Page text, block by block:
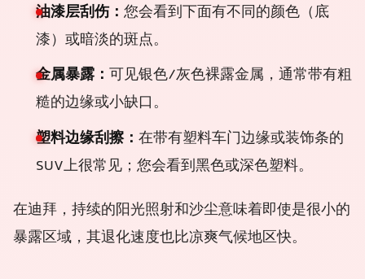
油漆层刮伤： 您会看到下面有不同的颜色（底
漆）或暗淡的斑点。
金属暴露： 可见银色/灰色裸露金属，通常带有粗
糙的边缘或小缺口。
塑料边缘刮擦： 在带有塑料车门边缘或装饰条的
SUV上很常见；您会看到黑色或深色塑料。
在迪拜，持续的阳光照射和沙尘意味着即使是很小的
暴露区域，其退化速度也比凉爽气候地区快。